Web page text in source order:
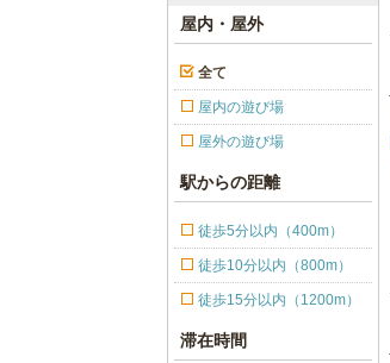
屋内・屋外
全て
屋内の遊び場
屋外の遊び場
駅からの距離
徒歩5分以内（400m）
徒歩10分以内（800m）
徒歩15分以内（1200m）
滞在時間